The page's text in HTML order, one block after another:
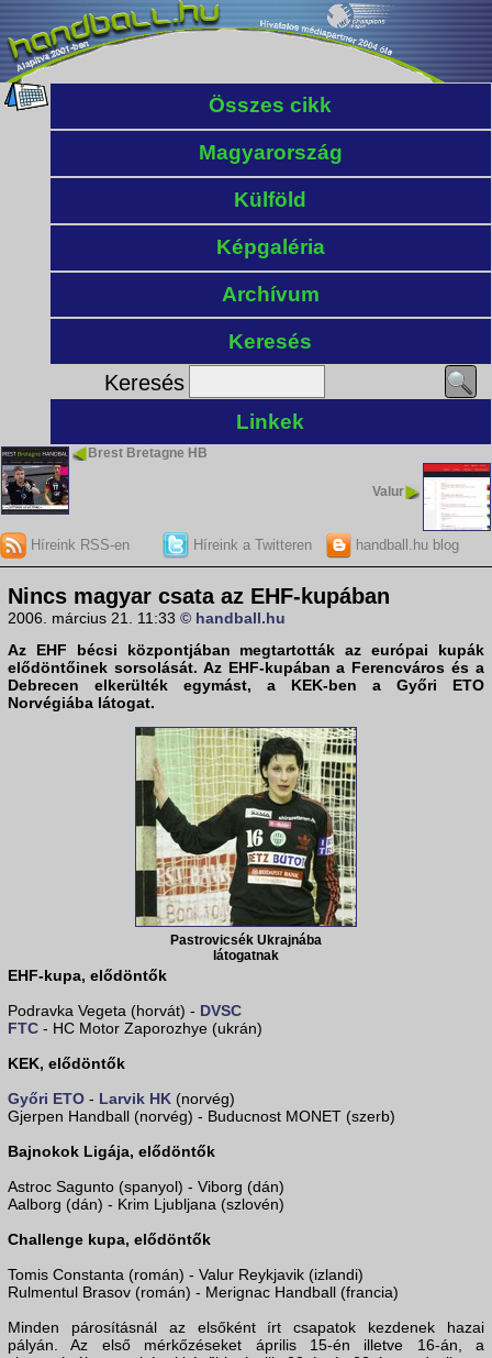
Összes cikk
Magyarország
Külföld
Képgaléria
Archívum
Keresés
Keresés
Linkek
Brest Bretagne HB
Valur
Híreink RSS-en Híreink a Twitteren handball.hu blog
Nincs magyar csata az EHF-kupában
2006. március 21. 11:33 © handball.hu
Az EHF bécsi központjában megtartották az európai kupák
elődöntőinek sorsolását. Az EHF-kupában a Ferencváros és a
Debrecen elkerülték egymást, a KEK-ben a Győri ETO
Norvégiába látogat.
Pastrovicsék Ukrajnába
látogatnak
EHF-kupa, elődöntők
Podravka Vegeta (horvát) - DVSC
FTC - HC Motor Zaporozhye (ukrán)
KEK, elődöntők
Győri ETO - Larvik HK (norvég)
Gjerpen Handball (norvég) - Buducnost MONET (szerb)
Bajnokok Ligája, elődöntők
Astroc Sagunto (spanyol) - Viborg (dán)
Aalborg (dán) - Krim Ljubljana (szlovén)
Challenge kupa, elődöntők
Tomis Constanta (román) - Valur Reykjavik (izlandi)
Rulmentul Brasov (román) - Merignac Handball (francia)
Minden párosításnál az elsőként írt csapatok kezdenek hazai
pályán. Az első mérkőzéseket április 15-én illetve 16-án, a